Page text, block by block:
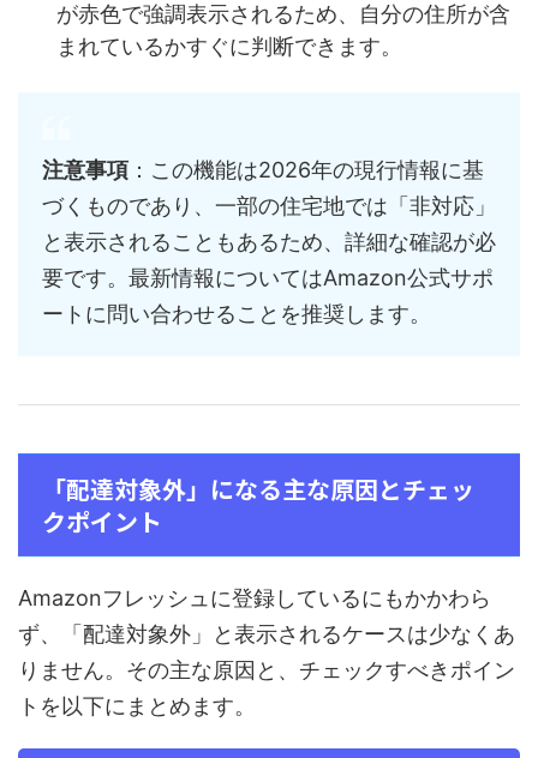
が赤色で強調表示されるため、自分の住所が含
まれているかすぐに判断できます。
注意事項 ：この機能は2026年の現行情報に基
づくものであり、一部の住宅地では「非対応」
と表示されることもあるため、詳細な確認が必
要です。最新情報についてはAmazon公式サポ
ートに問い合わせることを推奨します。
「配達対象外」になる主な原因とチェッ
クポイント
Amazonフレッシュに登録しているにもかかわら
ず、「配達対象外」と表示されるケースは少なくあ
りません。その主な原因と、チェックすべきポイン
トを以下にまとめます。